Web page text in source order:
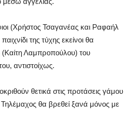
(Χρήστος Τσαγανέας και Ραφαήλ
της τύχης εκείνοι θα
Λαμπροπούλου) του
αντιστοίχως.
θετικά στις προτάσεις γάμου
θα βρεθεί ξανά μόνος με